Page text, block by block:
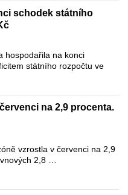
schodek státního
hospodařila na konci
státního rozpočtu ve
na 2,9 procenta.
vzrostla v červenci na 2,9
2,8 …